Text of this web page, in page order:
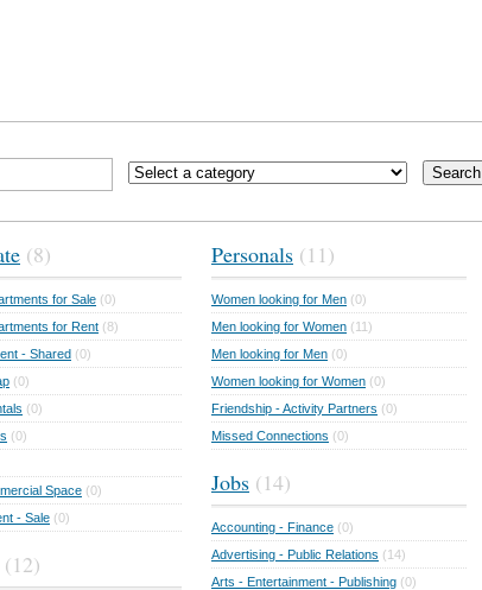
Search
(8)
for Sale (0)
for Rent (8)
- Shared (0)
(0)
(0)
(0)
Space (0)
- Sale (0)
(12)
Personals (11)
Women looking for Men (0)
Men looking for Women (11)
Men looking for Men (0)
Women looking for Women (0)
Friendship - Activity Partners (0)
Missed Connections (0)
Jobs (14)
Accounting - Finance (0)
Advertising - Public Relations (14)
Arts - Entertainment - Publishing (0)